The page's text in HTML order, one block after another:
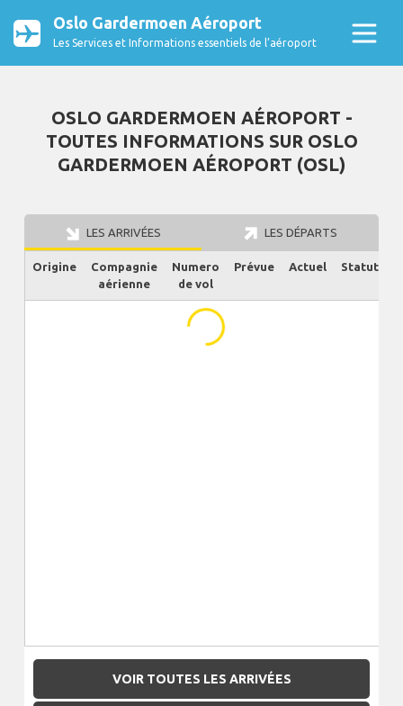
Oslo Gardermoen Aéroport
Les Services et Informations essentiels de l’aéroport
OSLO GARDERMOEN AÉROPORT -
TOUTES INFORMATIONS SUR OSLO
GARDERMOEN AÉROPORT (OSL)
LES ARRIVÉES LES DÉPARTS
Origine
Compagnie
aérienne
Numero
de vol
Prévue Actuel Statut
...
VOIR TOUTES LES ARRIVÉES